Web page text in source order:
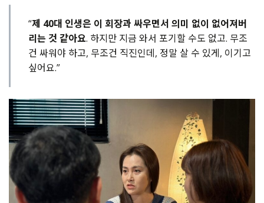
“제 40대 인생은 이 회장과 싸우면서 의미 없이 없어져버
리는 것 같아요. 하지만 지금 와서 포기할 수도 없고. 무조
건 싸워야 하고, 무조건 직진인데, 정말 살 수 있게, 이기고
싶어요.”